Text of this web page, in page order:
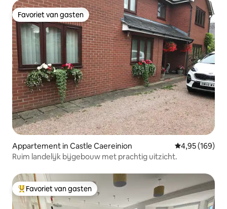
Favoriet van gasten
Favoriet van gasten
Appartement in Castle Caereinion Gemiddelde
4,95 (169)
Ruim landelijk bijgebouw met prachtig uitzicht.
Topfavoriet van gasten
Favoriet van gasten